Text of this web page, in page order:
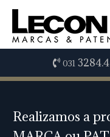
031
Realizamos a